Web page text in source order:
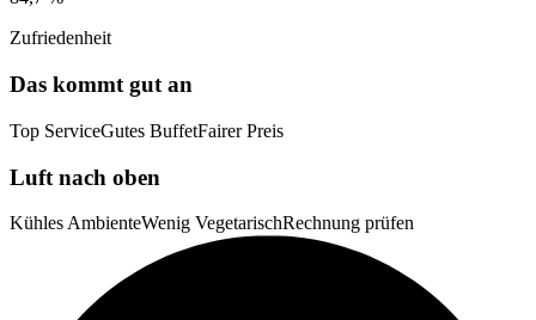
Zufriedenheit
Das kommt gut an
Top ServiceGutes BuffetFairer Preis
Luft nach oben
Kühles AmbienteWenig VegetarischRechnung prüfen